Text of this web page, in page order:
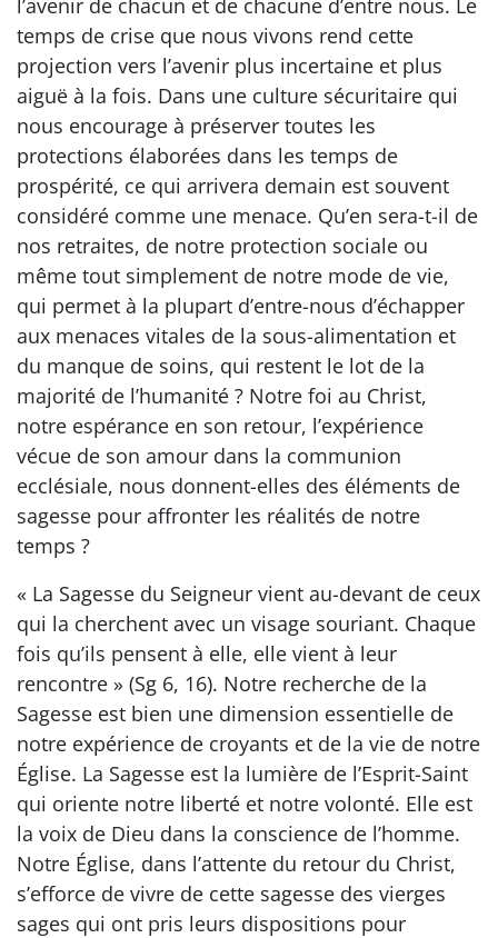
l’avenir de chacun et de chacune d’entre nous. Le
temps de crise que nous vivons rend cette
projection vers l’avenir plus incertaine et plus
aiguë à la fois. Dans une culture sécuritaire qui
nous encourage à préserver toutes les
protections élaborées dans les temps de
prospérité, ce qui arrivera demain est souvent
considéré comme une menace. Qu’en sera-t-il de
nos retraites, de notre protection sociale ou
même tout simplement de notre mode de vie,
qui permet à la plupart d’entre-nous d’échapper
aux menaces vitales de la sous-alimentation et
du manque de soins, qui restent le lot de la
majorité de l’humanité ? Notre foi au Christ,
notre espérance en son retour, l’expérience
vécue de son amour dans la communion
ecclésiale, nous donnent-elles des éléments de
sagesse pour affronter les réalités de notre
temps ?
« La Sagesse du Seigneur vient au-devant de ceux
qui la cherchent avec un visage souriant. Chaque
fois qu’ils pensent à elle, elle vient à leur
rencontre » (Sg 6, 16). Notre recherche de la
Sagesse est bien une dimension essentielle de
notre expérience de croyants et de la vie de notre
Église. La Sagesse est la lumière de l’Esprit-Saint
qui oriente notre liberté et notre volonté. Elle est
la voix de Dieu dans la conscience de l’homme.
Notre Église, dans l’attente du retour du Christ,
s’efforce de vivre de cette sagesse des vierges
sages qui ont pris leurs dispositions pour